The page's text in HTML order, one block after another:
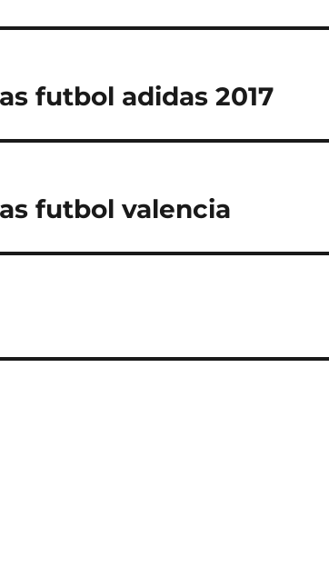
futbol adidas 2017
futbol valencia